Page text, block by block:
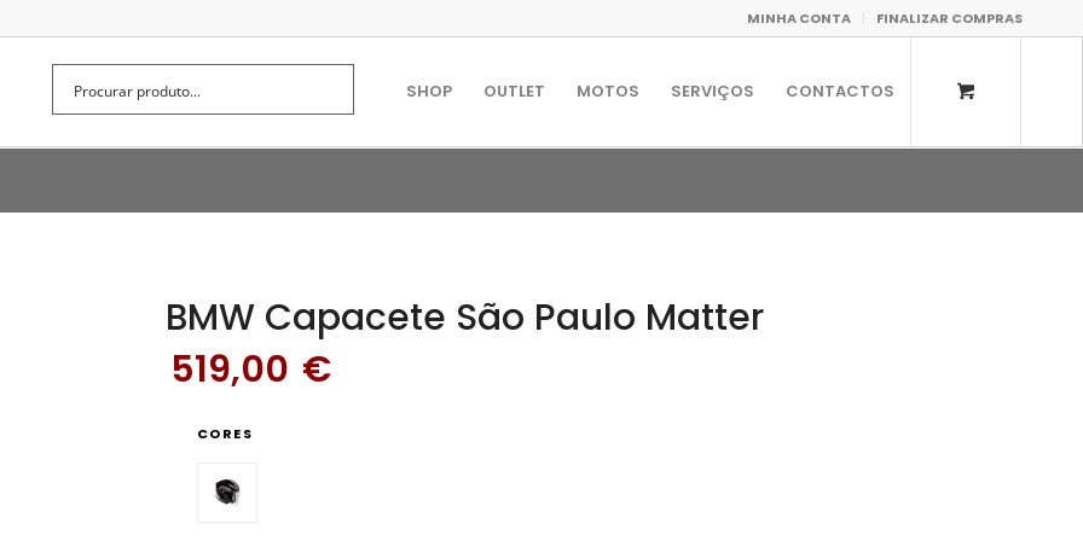
MINHA CONTA FINALIZAR COMPRAS
SHOP OUTLET MOTOS SERVIÇOS CONTACTOS
BMW Capacete São Paulo Matter
519,00 €
CORES